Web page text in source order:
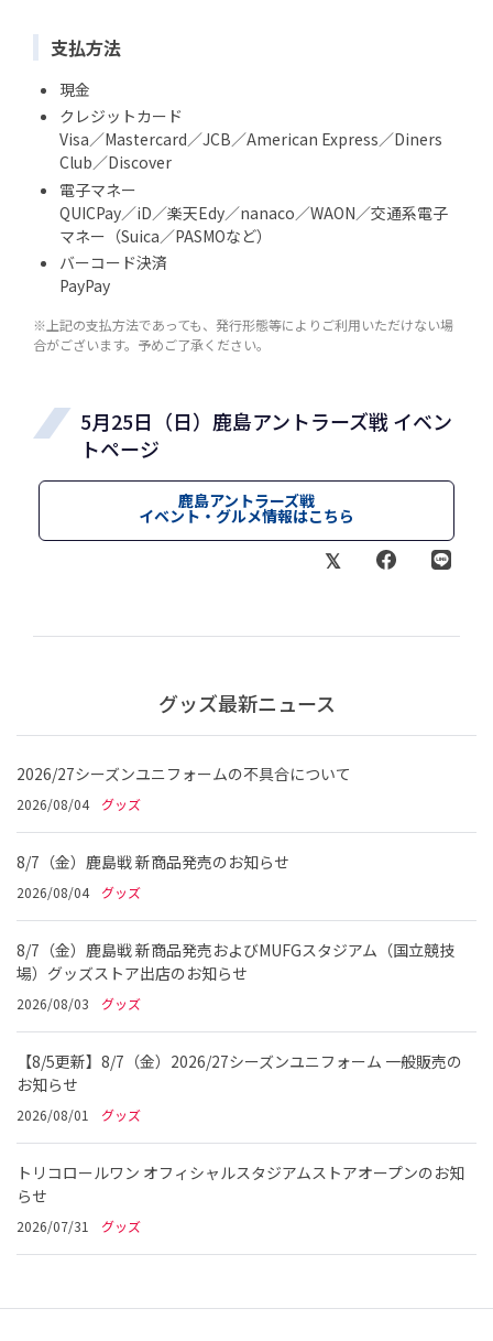
支払方法
現金
クレジットカード
Visa／Mastercard／JCB／American Express／Diners
Club／Discover
電子マネー
QUICPay／iD／楽天Edy／nanaco／WAON／交通系電子
マネー（Suica／PASMOなど）
バーコード決済
PayPay
※上記の支払方法であっても、発行形態等によりご利用いただけない場
合がございます。予めご了承ください。
5月25日（日）鹿島アントラーズ戦 イベン
トページ
鹿島アントラーズ戦
イベント・グルメ情報はこちら
グッズ最新ニュース
2026/27シーズンユニフォームの不具合について
2026/08/04 グッズ
8/7（金）鹿島戦 新商品発売のお知らせ
2026/08/04 グッズ
8/7（金）鹿島戦 新商品発売およびMUFGスタジアム（国立競技
場）グッズストア出店のお知らせ
2026/08/03 グッズ
【8/5更新】8/7（金）2026/27シーズンユニフォーム 一般販売の
お知らせ
2026/08/01 グッズ
トリコロールワン オフィシャルスタジアムストアオープンのお知
らせ
2026/07/31 グッズ